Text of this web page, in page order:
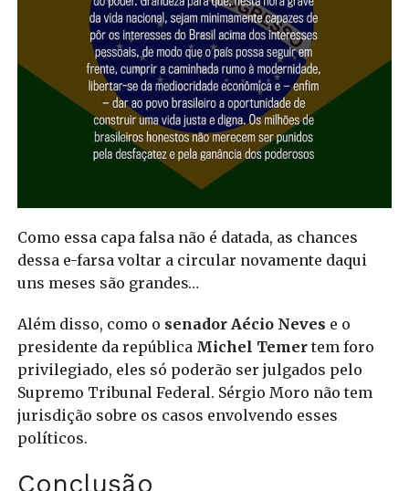
Como essa capa falsa não é datada, as chances
dessa e-farsa voltar a circular novamente daqui
uns meses são grandes…
Além disso, como o senador Aécio Neves e o
presidente da república Michel Temertem foro
privilegiado, eles só poderão ser julgados pelo
Supremo Tribunal Federal. Sérgio Moro não tem
jurisdição sobre os casos envolvendo esses
políticos.
Conclusão